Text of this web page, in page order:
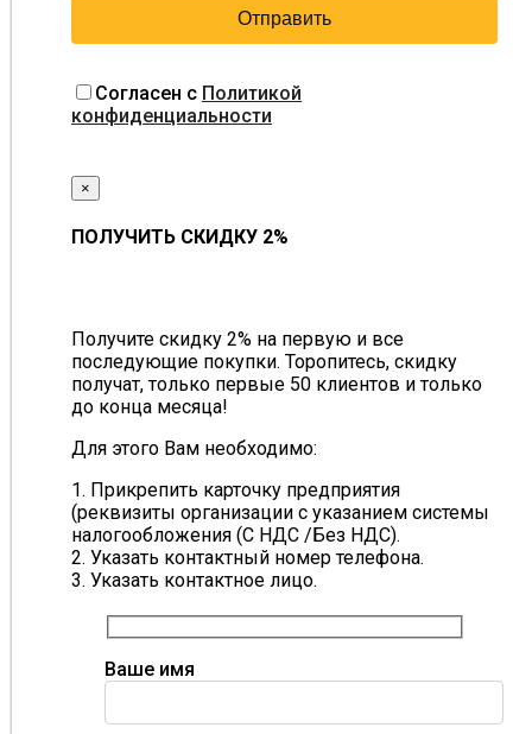
Согласен с Политикой
конфиденциальности
×
ПОЛУЧИТЬ СКИДКУ 2%
Получите скидку 2% на первую и все
последующие покупки. Торопитесь, скидку
получат, только первые 50 клиентов и только
до конца месяца!
Для этого Вам необходимо:
1. Прикрепить карточку предприятия
(реквизиты организации с указанием системы
налогообложения (С НДС /Без НДС).
2. Указать контактный номер телефона.
3. Указать контактное лицо.
Ваше имя